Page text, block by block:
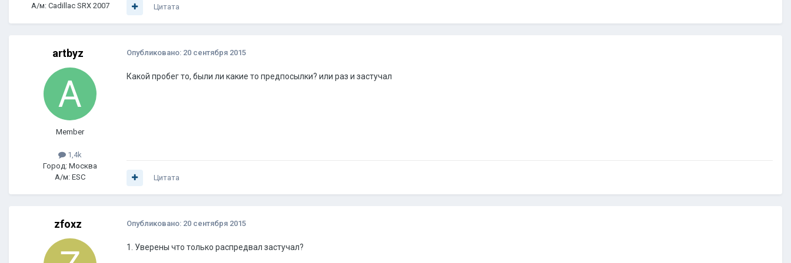
А/м: Cadillac SRX 2007
Цитата
artbyz
Member
1,4k
Город: Москва
А/м: ESC
Опубликовано: 20 сентября 2015
Какой пробег то, были ли какие то предпосылки? или раз и застучал
Цитата
zfoxz Опубликовано: 20 сентября 2015
1. Уверены что только распредвал застучал?